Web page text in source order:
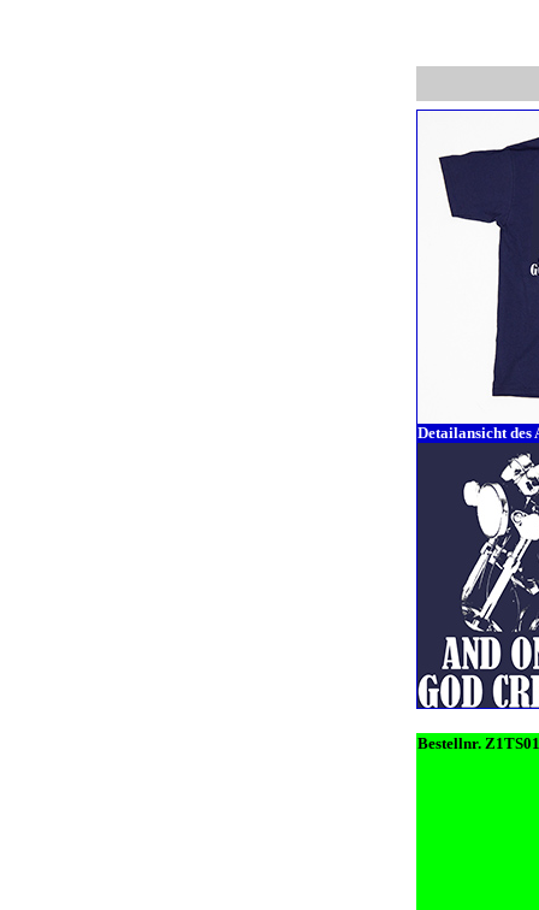
Detailansicht des
Bestellnr.